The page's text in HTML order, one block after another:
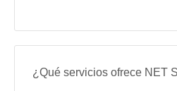
¿Qué servicios ofrece NET